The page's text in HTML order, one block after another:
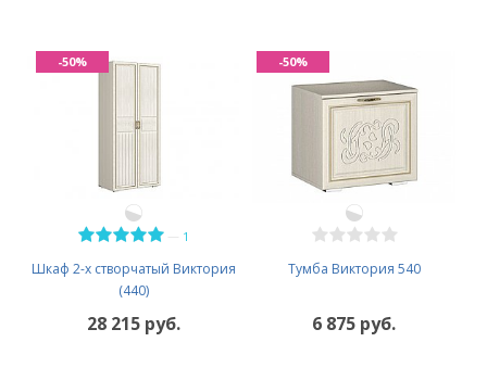
1
Шкаф 2-х створчатый Виктория
(440)
28 215 руб.
-50%
Тумба Виктория 540
6 875 руб.
-50%